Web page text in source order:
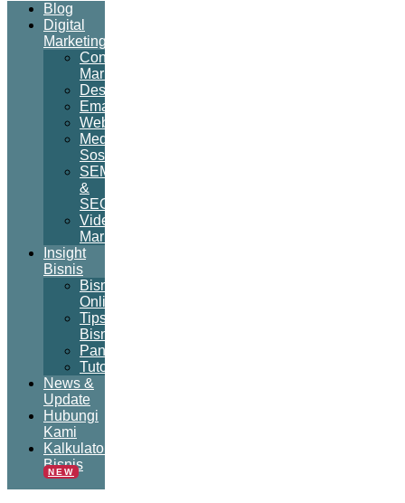
Blog
Digital
Marketing
Content
Marketing
Desain
Email
Website
Media
Sosial
SEM
&
SEO
Video
Marketing
Insight
Bisnis
Bisnis
Online
Tips
Bisnis
Panduan
Tutorial
News &
Update
Hubungi
Kami
Kalkulator
Bisnis
NEW